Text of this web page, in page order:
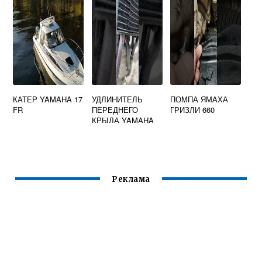
ЯМАХА
КАТЕР YAMAHA 17
FR
УДЛИНИТЕЛЬ
ПЕРЕДНЕГО
КРЫЛА YAMAHA
ПОМПА ЯМАХА
ГРИЗЛИ 660
Реклама